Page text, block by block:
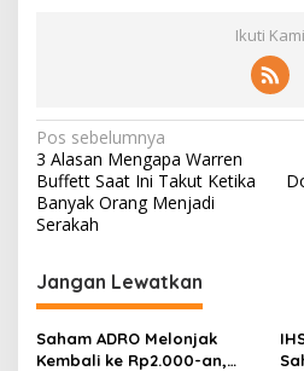
Ikuti Kami
Navigasi
pos
Pos sebelumnya
3 Alasan Mengapa Warren
Buffett Saat Ini Takut Ketika
Banyak Orang Menjadi
Serakah
Jangan Lewatkan
Saham ADRO Melonjak
Kembali ke Rp2.000-an,